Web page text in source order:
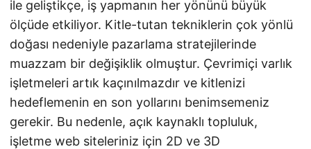
ile geliştikçe, iş yapmanın her yönünü büyük
ölçüde etkiliyor. Kitle-tutan tekniklerin çok yönlü
doğası nedeniyle pazarlama stratejilerinde
muazzam bir değişiklik olmuştur. Çevrimiçi varlık
işletmeleri artık kaçınılmazdır ve kitlenizi
hedeflemenin en son yollarını benimsemeniz
gerekir. Bu nedenle, açık kaynaklı topluluk,
işletme web siteleriniz için 2D ve 3D